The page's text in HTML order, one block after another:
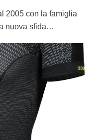
2005 con la famiglia
nuova sfida…